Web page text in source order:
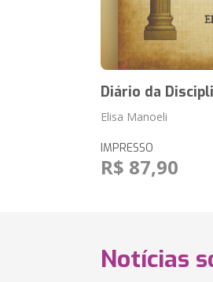
Diário da
Elisa Manoeli
IMPRESSO
R$ 87,90
Notícias